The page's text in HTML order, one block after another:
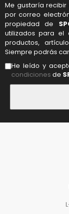
Me gustaría
por correo
propiedad de
utilizados para el
productos,
Siempre podrás
He leído y
condiciones de